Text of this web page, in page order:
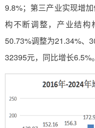
9.8%；第三产业实现增
构不断调整，产业结构
50.73%调整为21.34%、
32395元，同比增长6.5%。